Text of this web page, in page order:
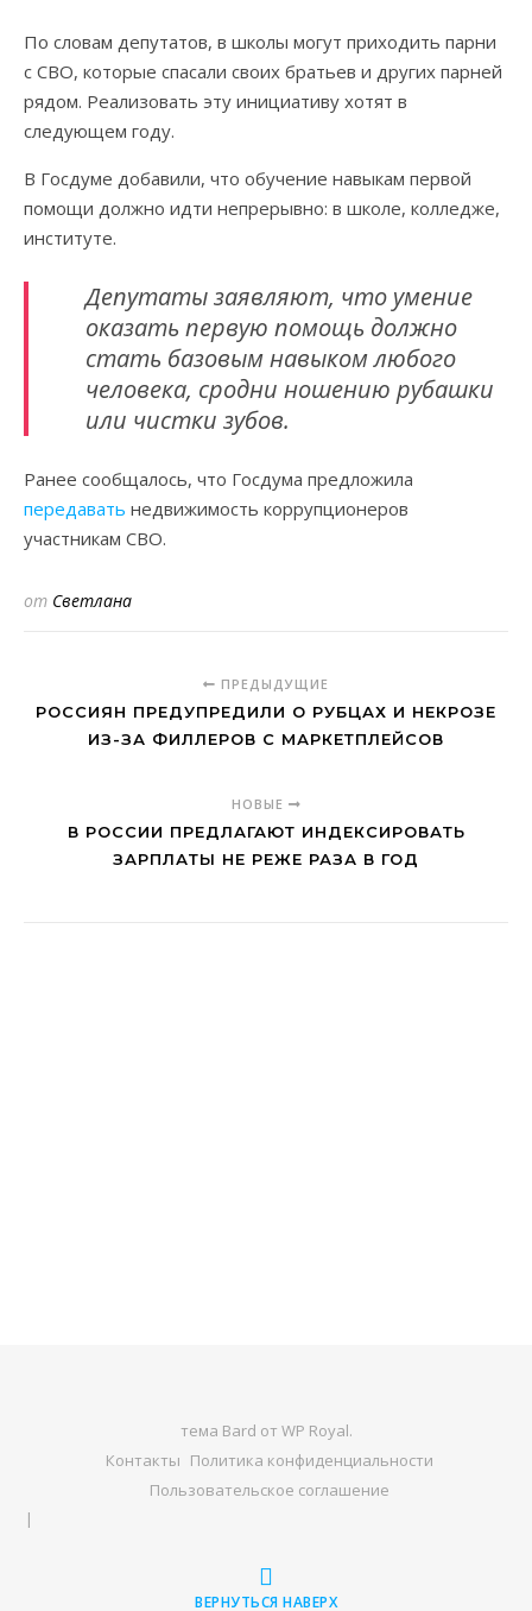
По словам депутатов, в школы могут приходить парни
с СВО, которые спасали своих братьев и других парней
рядом. Реализовать эту инициативу хотят в
следующем году.
В Госдуме добавили, что обучение навыкам первой
помощи должно идти непрерывно: в школе, колледже,
институте.
Депутаты заявляют, что умение
оказать первую помощь должно
стать базовым навыком любого
человека, сродни ношению рубашки
или чистки зубов.
Ранее сообщалось, что Госдума предложила
передавать недвижимость коррупционеров
участникам СВО.
от Светлана
ПРЕДЫДУЩИЕ
РОССИЯН ПРЕДУПРЕДИЛИ О РУБЦАХ И НЕКРОЗЕ
ИЗ-ЗА ФИЛЛЕРОВ С МАРКЕТПЛЕЙСОВ
НОВЫЕ
В РОССИИ ПРЕДЛАГАЮТ ИНДЕКСИРОВАТЬ
ЗАРПЛАТЫ НЕ РЕЖЕ РАЗА В ГОД
тема Bard от WP Royal.
Контакты Политика конфиденциальности
Пользовательское соглашение
ВЕРНУТЬСЯ НАВЕРХ